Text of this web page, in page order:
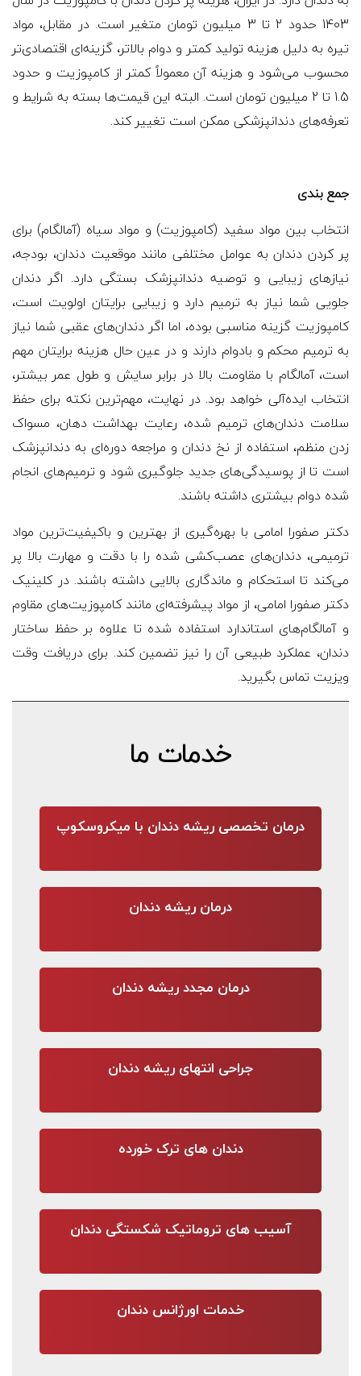
1403 حدود 2 تا 3 میلیون تومان متغیر است. در مقابل، مواد
تیره به دلیل هزینه تولید کمتر و دوام بالاتر، گزینه‌ای اقتصادی‌تر
محسوب می‌شود و هزینه آن معمولاً کمتر از کامپوزیت و حدود
1.5 تا 2 میلیون تومان است. البته این قیمت‌ها بسته به شرایط و
تعرفه‌های دندانپزشکی ممکن است تغییر کند.
جمع بندی
انتخاب بین مواد سفید (کامپوزیت) و مواد سیاه (آمالگام) برای
پر کردن دندان به عوامل مختلفی مانند موقعیت دندان، بودجه،
نیازهای زیبایی و توصیه دندانپزشک بستگی دارد. اگر دندان
جلویی شما نیاز به ترمیم دارد و زیبایی برایتان اولویت است،
کامپوزیت گزینه مناسبی بوده، اما اگر دندان‌های عقبی شما نیاز
به ترمیم محکم و بادوام دارند و در عین حال هزینه برایتان مهم
است، آمالگام با مقاومت بالا در برابر سایش و طول عمر بیشتر،
انتخاب ایده‌آلی خواهد بود. در نهایت، مهم‌ترین نکته برای حفظ
سلامت دندان‌های ترمیم ‌شده، رعایت بهداشت دهان، مسواک
زدن منظم، استفاده از نخ دندان و مراجعه دوره‌ای به دندانپزشک
است تا از پوسیدگی‌های جدید جلوگیری شود و ترمیم‌های انجام
‌شده دوام بیشتری داشته باشند.
دکتر صفورا امامی با بهره‌گیری از بهترین و باکیفیت‌ترین مواد
ترمیمی، دندان‌های عصب‌کشی شده را با دقت و مهارت بالا پر
می‌کند تا استحکام و ماندگاری بالایی داشته باشند. در کلینیک
دکتر صفورا امامی، از مواد پیشرفته‌ای مانند کامپوزیت‌های مقاوم
و آمالگام‌های استاندارد استفاده شده تا علاوه بر حفظ ساختار
دندان، عملکرد طبیعی آن را نیز تضمین کند. برای دریافت وقت
ویزیت تماس بگیرید.
خدمات ما
درمان تخصصی ریشه دندان با میکروسکوپ
درمان ریشه دندان
درمان مجدد ریشه دندان
جراحی انتهای ریشه دندان
دندان های ترک خورده
آسیب های تروماتیک شکستگی دندان
خدمات اورژانس دندان